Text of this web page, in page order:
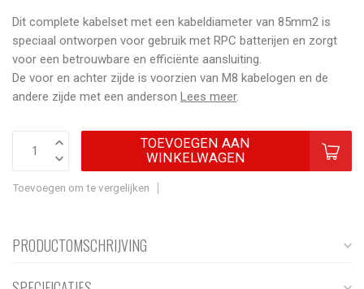
Dit complete kabelset met een kabeldiameter van 85mm2 is
speciaal ontworpen voor gebruik met RPC batterijen en zorgt
voor een betrouwbare en efficiënte aansluiting.
De voor en achter zijde is voorzien van M8 kabelogen en de
andere zijde met een anderson Lees meer.
TOEVOEGEN AAN
WINKELWAGEN
Toevoegen om te vergelijken
PRODUCTOMSCHRIJVING